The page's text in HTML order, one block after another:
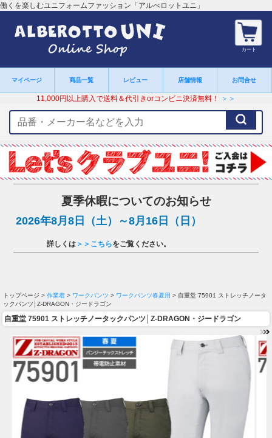
働くを楽しむユニフォームファッション「アルべロットユニ」
カート
マイページ 商品一覧 レビュー 店舗情報 お問合せ
11,000円以上購入で送料＆代引きorコンビニ決済無料！ ＞＞
ー
ワ
ー
ド
夏季休暇についてのお知らせ
2026年8月8日（土）～8月16日（日）
詳しくは ＞＞こちらをご覧ください。
トップページ > 作業着 > ワークパンツ > ワークパンツ春夏用 > 自重堂 75901 ストレッチノータ
ックパンツ│Z-DRAGON・ジードラゴン
自重堂 75901 ストレッチノータックパンツ│Z-DRAGON・ジードラゴン